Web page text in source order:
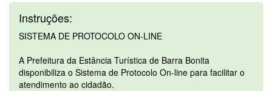
Instruções:
SISTEMA DE PROTOCOLO ON-LINE
A Prefeitura da Estância Turística de Barra Bonita
disponibiliza o Sistema de Protocolo On-line para facilitar o
atendimento ao cidadão.